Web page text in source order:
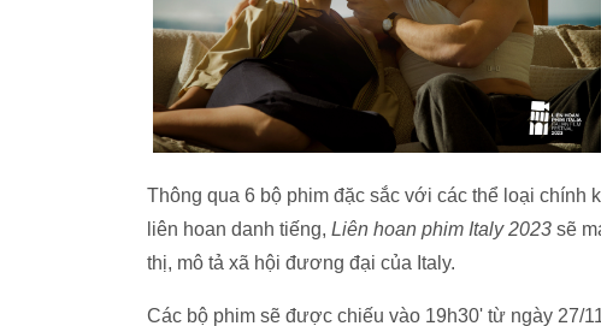
Thông qua 6 bộ phim đặc sắc với các thể loại chính
liên hoan danh tiếng, Liên hoan phim Italy 2023 sẽ
thị, mô tả xã hội đương đại của Italy.
Các bộ phim sẽ được chiếu vào 19h30' từ ngày 27/